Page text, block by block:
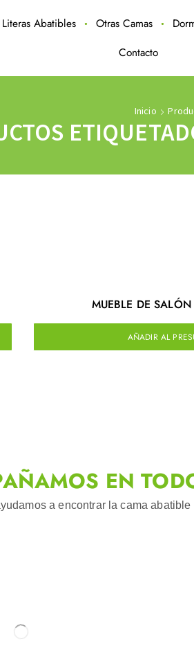
Literas Abatibles Otras Camas
Contacto
Inicio
MUEBLE DE
AÑADIR AL
EN
a encontrar la cama